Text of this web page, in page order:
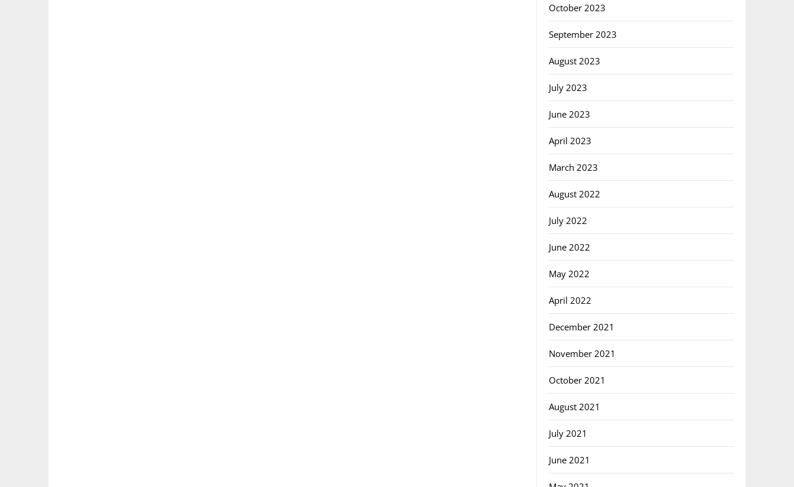
October 2023
September 2023
August 2023
July 2023
June 2023
April 2023
March 2023
August 2022
July 2022
June 2022
May 2022
April 2022
December 2021
November 2021
October 2021
August 2021
July 2021
June 2021